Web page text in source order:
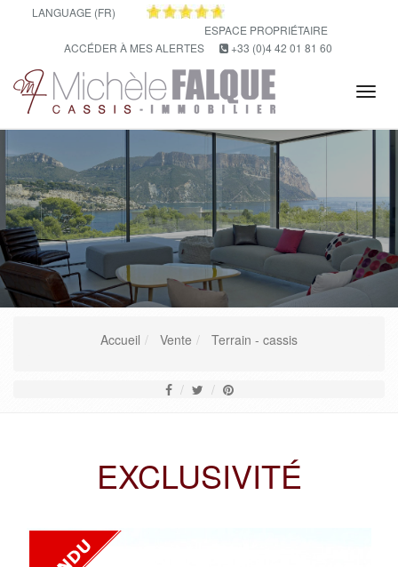
LANGUAGE (FR)
ESPACE PROPRIÉTAIRE
ACCÉDER À MES ALERTES
+33 (0)4 42 01 81 60
Accueil Vente Terrain - cassis
EXCLUSIVITÉ